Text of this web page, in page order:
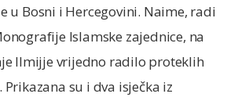
u Bosni i Hercegovini. Naime, radi
Islamske zajednice, na
Ilmijje vrijedno radilo proteklih
su i dva isječka iz